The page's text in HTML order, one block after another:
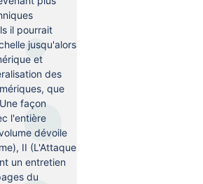
il pourrait
jusqu'alors
et
des
que
façon
l'entière
dévoile
II (L'Attaque
un entretien
du